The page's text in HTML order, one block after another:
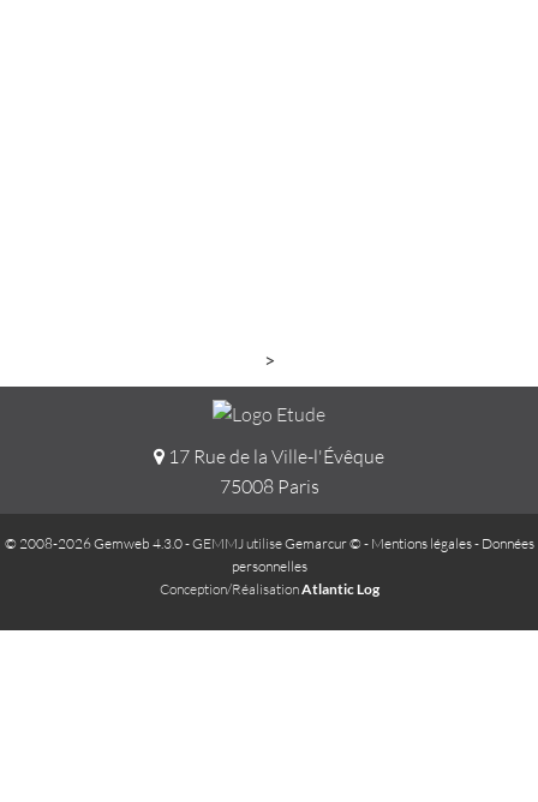
>
17 Rue de la Ville-l'Évêque
75008 Paris
© 2008-2026 Gemweb 4.3.0- GEMMJ utiliseGemarcur © - Mentions légales- Données
personnelles
Conception/RéalisationAtlantic Log